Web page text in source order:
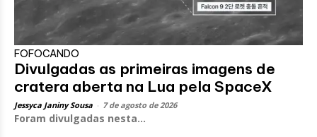
FOFOCANDO
Divulgadas as primeiras imagens de
cratera aberta na Lua pela SpaceX
Jessyca Janiny Sousa 7 de agosto de 2026
Foram divulgadas nesta...